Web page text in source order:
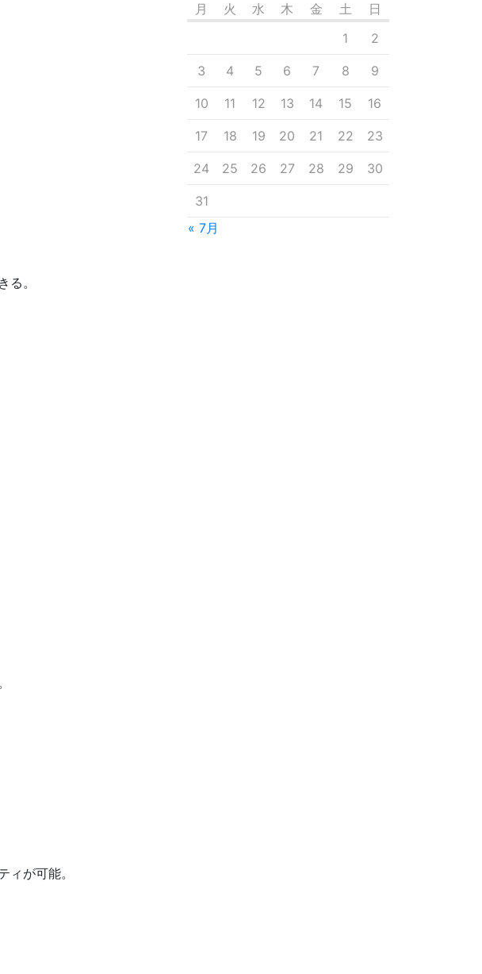
。
が可能。
月
火 水 木 金 土 日
« 7月
1 2
3 4 5 6 7 8 9
10 11 12 13 14 15 16
17 18 19 20 21 22 23
24 25 26 27 28 29 30
31